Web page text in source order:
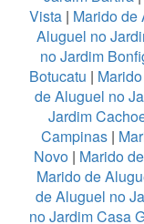
Vista| Marido de
Aluguel no
no Jardim
Botucatu |
de Aluguel no
Jardim
Campinas|
Novo| Marido
Marido de
de Aluguel no
no Jardim Casa